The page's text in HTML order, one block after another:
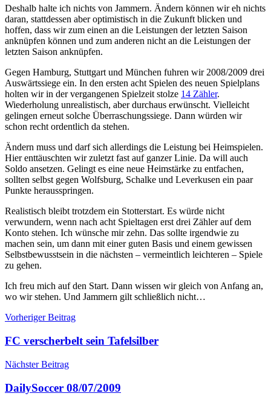
Deshalb halte ich nichts von Jammern. Ändern können wir eh nichts
daran, stattdessen aber optimistisch in die Zukunft blicken und
hoffen, dass wir zum einen an die Leistungen der letzten Saison
anknüpfen können und zum anderen nicht an die Leistungen der
letzten Saison anknüpfen.
Gegen Hamburg, Stuttgart und München fuhren wir 2008/2009 drei
Auswärtssiege ein. In den ersten acht Spielen des neuen Spielplans
holten wir in der vergangenen Spielzeit stolze 14 Zähler.
Wiederholung unrealistisch, aber durchaus erwünscht. Vielleicht
gelingen erneut solche Überraschungssiege. Dann würden wir
schon recht ordentlich da stehen.
Ändern muss und darf sich allerdings die Leistung bei Heimspielen.
Hier enttäuschten wir zuletzt fast auf ganzer Linie. Da will auch
Soldo ansetzen. Gelingt es eine neue Heimstärke zu entfachen,
sollten selbst gegen Wolfsburg, Schalke und Leverkusen ein paar
Punkte herausspringen.
Realistisch bleibt trotzdem ein Stotterstart. Es würde nicht
verwundern, wenn nach acht Spieltagen erst drei Zähler auf dem
Konto stehen. Ich wünsche mir zehn. Das sollte irgendwie zu
machen sein, um dann mit einer guten Basis und einem gewissen
Selbstbewusstsein in die nächsten – vermeintlich leichteren – Spiele
zu gehen.
Ich freu mich auf den Start. Dann wissen wir gleich von Anfang an,
wo wir stehen. Und Jammern gilt schließlich nicht…
Beitragsnavigation
Vorheriger Beitrag
FC verscherbelt sein Tafelsilber
Nächster Beitrag
DailySoccer 08/07/2009